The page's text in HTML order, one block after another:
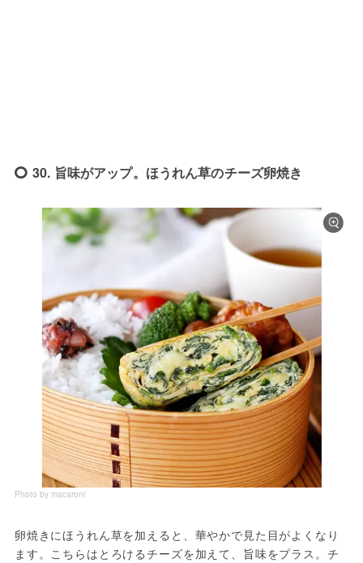
30. 旨味がアップ。ほうれん草のチーズ卵焼き
Photo by macaroni
卵焼きにほうれん草を加えると、華やかで見た目がよくなり
ます。こちらはとろけるチーズを加えて、旨味をプラス。チ